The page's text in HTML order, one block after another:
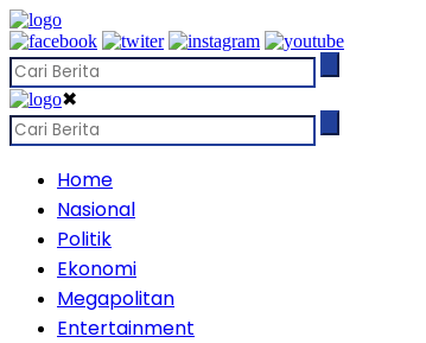
✖
Home
Nasional
Politik
Ekonomi
Megapolitan
Entertainment